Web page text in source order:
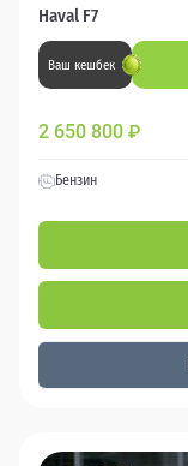
Haval F7
Ваш кешбек
2 650 800 ₽
Бензин